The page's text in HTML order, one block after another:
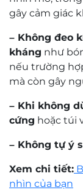
gây cảm giác
– Không đeo
kháng như
nếu trường
mà còn gây
– Khi không
cứng hoặc túi
– Không tự ý
Xem chi tiết:
nhìn của bạn